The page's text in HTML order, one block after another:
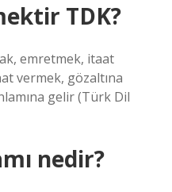
TDK?
emretmek, itaat
vermek, gözaltına
gelir (Türk Dil
nedir?